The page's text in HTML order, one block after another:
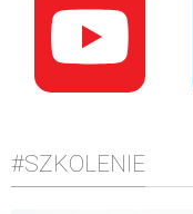
#SZKOLENIE